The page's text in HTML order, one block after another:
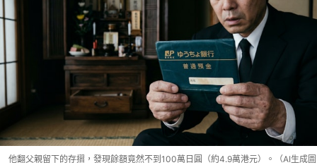
他翻父親留下的存摺，發現餘額竟然不到100萬日圓（約4.9萬港元）。（AI生成圖